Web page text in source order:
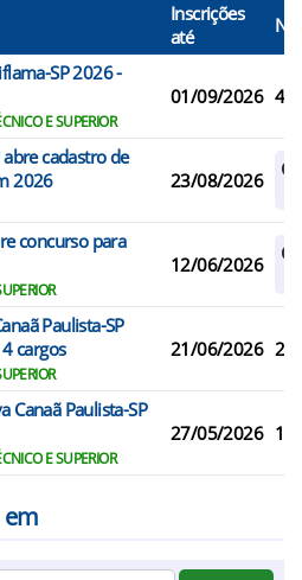
Inscrições
até
N°
SP 2026 -
E SUPERIOR
01/09/2026 42
cadastro de
2026
23/08/2026
concurso para
12/06/2026
Paulista-SP
cargos
21/06/2026 2
Canaã Paulista-SP
E SUPERIOR
27/05/2026 18